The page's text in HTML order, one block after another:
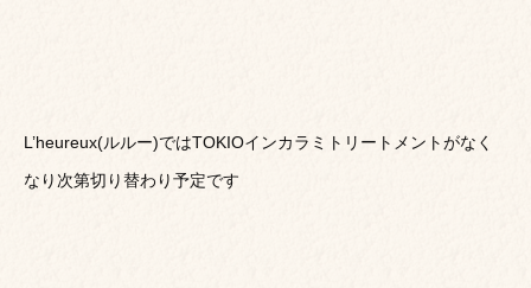
L’heureux(ルルー)ではTOKIOインカラミトリートメントがなく
なり次第切り替わり予定です